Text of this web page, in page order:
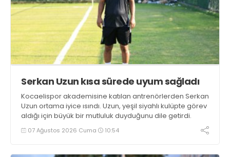
Serkan Uzun kısa sürede uyum sağladı
Kocaelispor akademisine katılan antrenörlerden Serkan
Uzun ortama iyice ısındı. Uzun, yeşil siyahlı kulüpte görev
aldığı için büyük bir mutluluk duyduğunu dile getirdi.
07 Ağustos 2026 Cuma 10:54